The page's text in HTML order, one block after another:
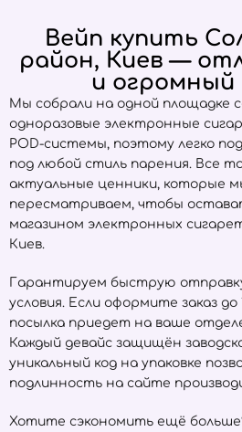
Вейп купить
район, Киев —
и огромный
Мы собрали на одной площадке
одноразовые электронные
POD-системы, поэтому легко
под любой стиль парения. Все
актуальные ценники, которые
пересматриваем, чтобы
магазином электронных
Киев.
Гарантируем быструю
условия. Если оформите заказ до
посылка приедет на ваше
Каждый девайс защищён
уникальный код на упаковке
подлинность на сайте
Хотите сэкономить ещё